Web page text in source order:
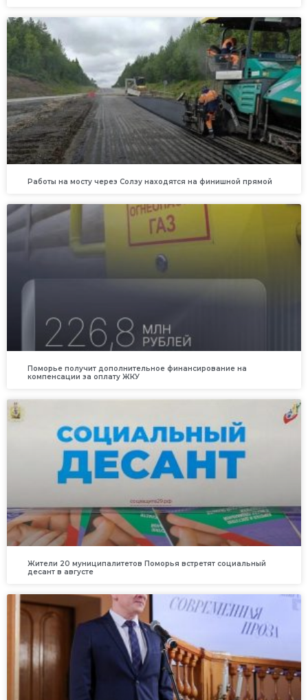
Работы на мосту через Солзу находятся на финишной прямой
Поморье получит дополнительное финансирование на
компенсации за оплату ЖКУ
Жители 20 муниципалитетов Поморья встретят социальный
десант в августе